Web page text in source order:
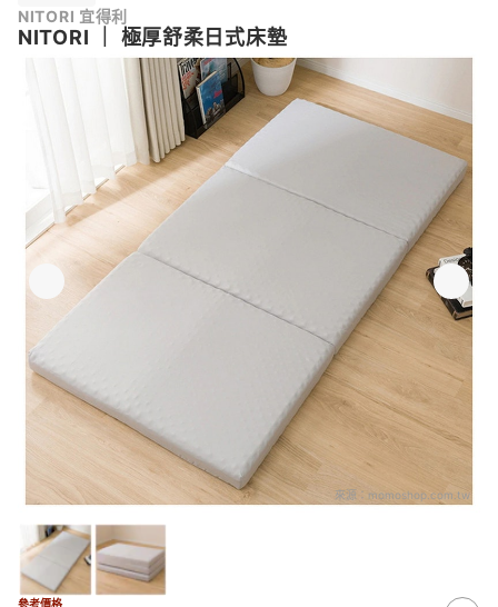
NITORI 宜得利
NITORI 極厚舒柔日式床墊
來源： momoshop.com.tw
參考價格